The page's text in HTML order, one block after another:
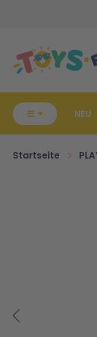
☰ NEU
Startseite